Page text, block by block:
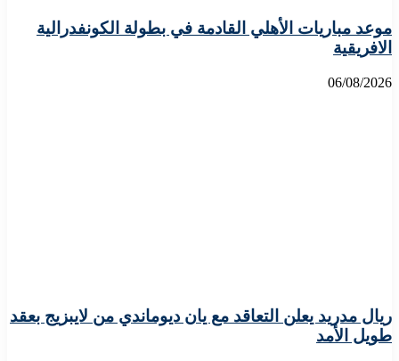
موعد مباريات الأهلي القادمة في بطولة الكونفدرالية
الافريقية
06/08/2026
ريال مدريد يعلن التعاقد مع يان ديوماندي من لايبزيج بعقد
طويل الأمد